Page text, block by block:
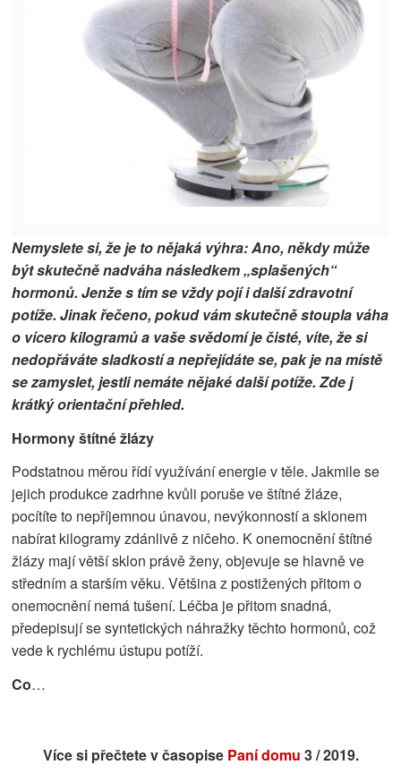
Nemyslete si, že je to nějaká výhra: Ano, někdy může
být skutečně nadváha následkem „splašených“
hormonů. Jenže s tím se vždy pojí i další zdravotní
potíže. Jinak řečeno, pokud vám skutečně stoupla váha
o vícero kilogramů a vaše svědomí je čisté, víte, že si
nedopřáváte sladkostí a nepřejídáte se, pak je na místě
se zamyslet, jestli nemáte nějaké další potíže. Zde j
krátký orientační přehled.
Hormony štítné žlázy
Podstatnou měrou řídí využívání energie v těle. Jakmile se
jejich produkce zadrhne kvůli poruše ve štítné žláze,
pocítíte to nepříjemnou únavou, nevýkonností a sklonem
nabírat kilogramy zdánlivě z ničeho. K onemocnění štítné
žlázy mají větší sklon právě ženy, objevuje se hlavně ve
středním a starším věku. Většina z postižených přitom o
onemocnění nemá tušení. Léčba je přitom snadná,
předepisují se syntetických náhražky těchto hormonů, což
vede k rychlému ústupu potíží.
Co…
Více si přečtete v časopise Paní domu 3 / 2019.